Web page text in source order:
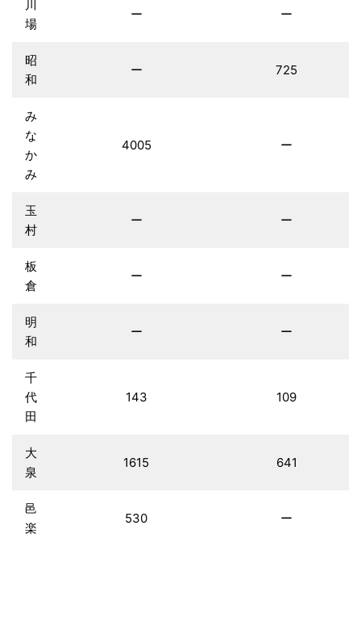
川
場
ー ー
昭
和
ー 725
み
な
か
み
4005 ー
玉
村
ー ー
板
倉
ー ー
明
和
ー ー
千
代
田
143 109
大
泉
1615 641
邑
楽
530 ー